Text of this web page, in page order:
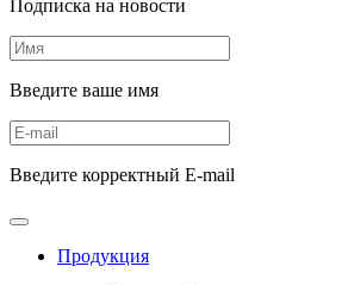
Подписка на новости
Введите ваше имя
Введите корректный E-mail
Продукция